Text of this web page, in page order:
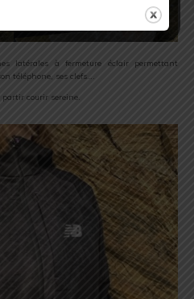
latérales à fermeture éclair permettant
téléphone, ses clefs….
partir courir sereine.